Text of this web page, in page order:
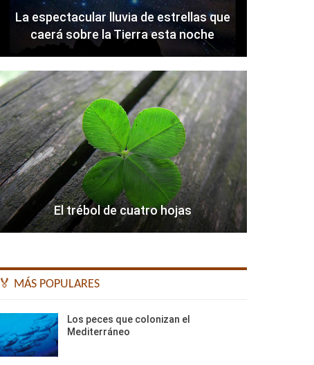
La espectacular lluvia de estrellas que
caerá sobre la Tierra esta noche
El trébol de cuatro hojas
🏅 MÁS POPULARES
Los peces que colonizan el
Mediterráneo